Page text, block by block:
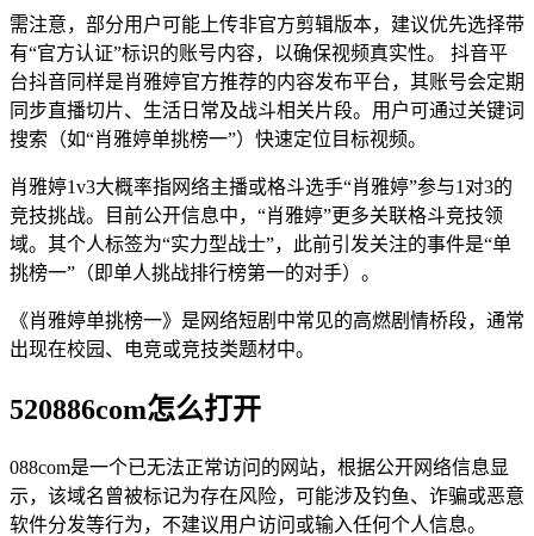
需注意，部分用户可能上传非官方剪辑版本，建议优先选择带
有“官方认证”标识的账号内容，以确保视频真实性。 抖音平
台抖音同样是肖雅婷官方推荐的内容发布平台，其账号会定期
同步直播切片、生活日常及战斗相关片段。用户可通过关键词
搜索（如“肖雅婷单挑榜一”）快速定位目标视频。
肖雅婷1v3大概率指网络主播或格斗选手“肖雅婷”参与1对3的
竞技挑战。目前公开信息中，“肖雅婷”更多关联格斗竞技领
域。其个人标签为“实力型战士”，此前引发关注的事件是“单
挑榜一”（即单人挑战排行榜第一的对手）。
《肖雅婷单挑榜一》是网络短剧中常见的高燃剧情桥段，通常
出现在校园、电竞或竞技类题材中。
520886com怎么打开
088com是一个已无法正常访问的网站，根据公开网络信息显
示，该域名曾被标记为存在风险，可能涉及钓鱼、诈骗或恶意
软件分发等行为，不建议用户访问或输入任何个人信息。